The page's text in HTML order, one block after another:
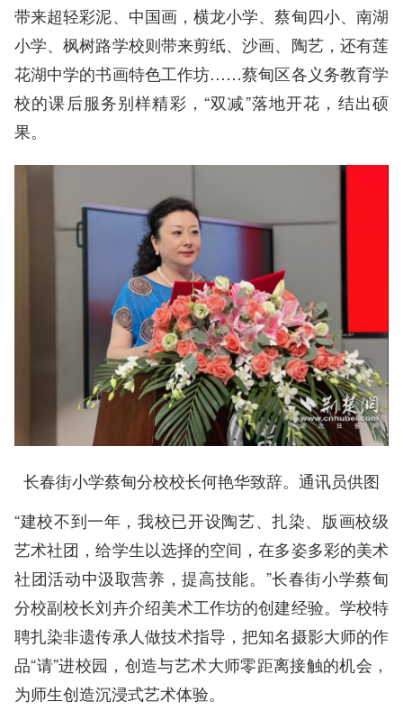
带来超轻彩泥、中国画，横龙小学、蔡甸四小、南湖
小学、枫树路学校则带来剪纸、沙画、陶艺，还有莲
花湖中学的书画特色工作坊……蔡甸区各义务教育学
校的课后服务别样精彩，“双减”落地开花，结出硕
果。
长春街小学蔡甸分校校长何艳华致辞。通讯员供图
“建校不到一年，我校已开设陶艺、扎染、版画校级
艺术社团，给学生以选择的空间，在多姿多彩的美术
社团活动中汲取营养，提高技能。”长春街小学蔡甸
分校副校长刘卉介绍美术工作坊的创建经验。学校特
聘扎染非遗传承人做技术指导，把知名摄影大师的作
品“请”进校园，创造与艺术大师零距离接触的机会，
为师生创造沉浸式艺术体验。